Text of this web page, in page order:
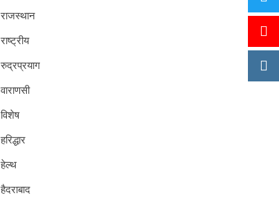
राजस्थान
राष्ट्रीय
रुद्रप्रयाग
वाराणसी
विशेष
हरिद्धार
हेल्थ
हैदराबाद